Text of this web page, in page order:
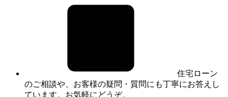
住宅ローン
のご相談や、お客様の疑問・質問にも丁寧にお答えし
ています。お気軽にどうぞ。